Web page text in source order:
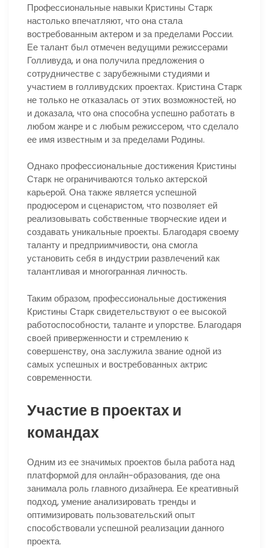
Профессиональные навыки Кристины Старк
настолько впечатляют, что она стала
востребованным актером и за пределами России.
Ее талант был отмечен ведущими режиссерами
Голливуда, и она получила предложения о
сотрудничестве с зарубежными студиями и
участием в голливудских проектах. Кристина Старк
не только не отказалась от этих возможностей, но
и доказала, что она способна успешно работать в
любом жанре и с любым режиссером, что сделало
ее имя известным и за пределами Родины.
Однако профессиональные достижения Кристины
Старк не ограничиваются только актерской
карьерой. Она также является успешной
продюсером и сценаристом, что позволяет ей
реализовывать собственные творческие идеи и
создавать уникальные проекты. Благодаря своему
таланту и предприимчивости, она смогла
установить себя в индустрии развлечений как
талантливая и многогранная личность.
Таким образом, профессиональные достижения
Кристины Старк свидетельствуют о ее высокой
работоспособности, таланте и упорстве. Благодаря
своей приверженности и стремлению к
совершенству, она заслужила звание одной из
самых успешных и востребованных актрис
современности.
Участие в проектах и
командах
Одним из ее значимых проектов была работа над
платформой для онлайн-образования, где она
занимала роль главного дизайнера. Ее креативный
подход, умение анализировать тренды и
оптимизировать пользовательский опыт
способствовали успешной реализации данного
проекта.